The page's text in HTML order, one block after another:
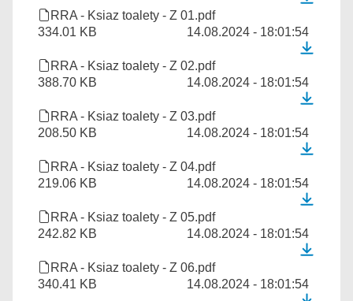
RRA - Ksiaz toalety - Z 01.pdf
334.01 KB
14.08.2024 - 18:01:54
RRA - Ksiaz toalety - Z 02.pdf
388.70 KB
14.08.2024 - 18:01:54
RRA - Ksiaz toalety - Z 03.pdf
208.50 KB
14.08.2024 - 18:01:54
RRA - Ksiaz toalety - Z 04.pdf
219.06 KB
14.08.2024 - 18:01:54
RRA - Ksiaz toalety - Z 05.pdf
242.82 KB
14.08.2024 - 18:01:54
RRA - Ksiaz toalety - Z 06.pdf
340.41 KB
14.08.2024 - 18:01:54